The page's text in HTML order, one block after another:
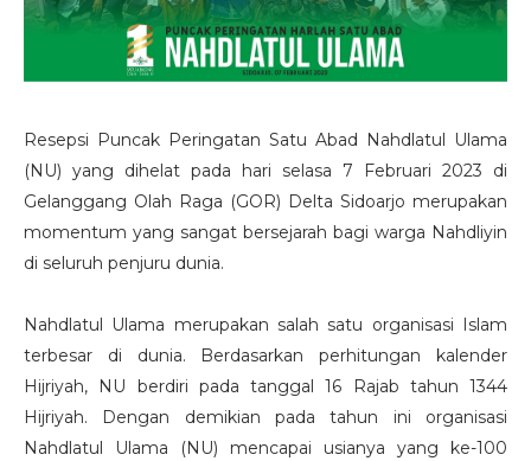
Resepsi Puncak Peringatan Satu Abad Nahdlatul Ulama
(NU) yang dihelat pada hari selasa 7 Februari 2023 di
Gelanggang Olah Raga (GOR) Delta Sidoarjo merupakan
momentum yang sangat bersejarah bagi warga Nahdliyin
di seluruh penjuru dunia.
Nahdlatul Ulama merupakan salah satu organisasi Islam
terbesar di dunia. Berdasarkan perhitungan kalender
Hijriyah, NU berdiri pada tanggal 16 Rajab tahun 1344
Hijriyah. Dengan demikian pada tahun ini organisasi
Nahdlatul Ulama (NU) mencapai usianya yang ke-100